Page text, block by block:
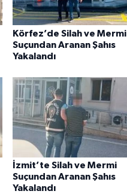
Körfez’de Silah ve Mermi
Suçundan Aranan Şahıs
Yakalandı
İzmit’te Silah ve Mermi
Suçundan Aranan Şahıs
Yakalandı